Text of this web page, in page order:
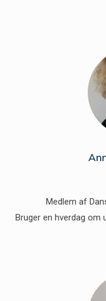
Medlem af
Bruger en hverdag